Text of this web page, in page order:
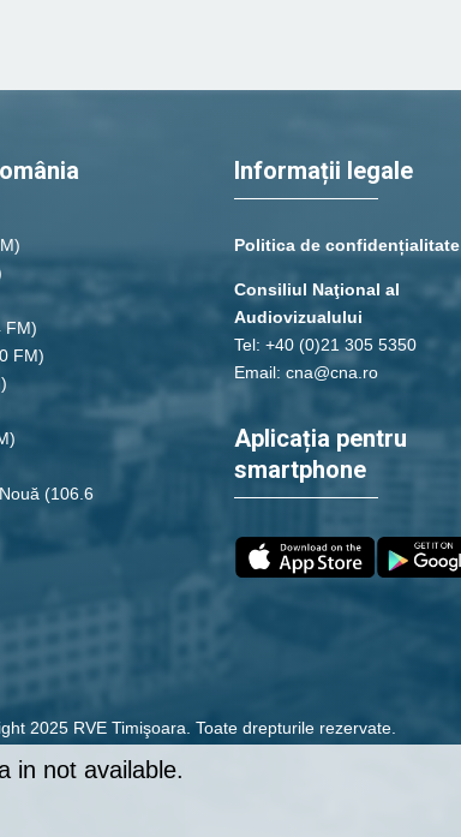
FM)
FM)
(106.6
Informații legale
Politica de confidențialitate
Consiliul Naţional al
Audiovizualului
Tel: +40 (0)21 305 5350
Email: cna@cna.ro
Aplicația pentru
smartphone
2025 RVE Timişoara. Toate drepturile rezervate.
in not available.